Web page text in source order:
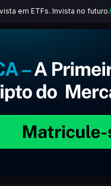
em ETFs. Invista no futuro.